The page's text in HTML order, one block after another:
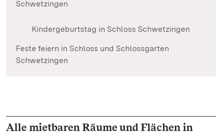
Schwetzingen
Kindergeburtstag in Schloss Schwetzingen
Feste feiern in Schloss und Schlossgarten
Schwetzingen
Alle mietbaren Räume und Flächen in